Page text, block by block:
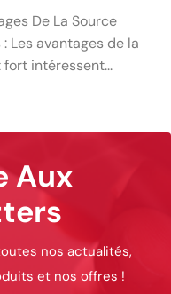
De La Source
Les avantages de la
intéressent...
Aux
nos actualités,
et nos offres !